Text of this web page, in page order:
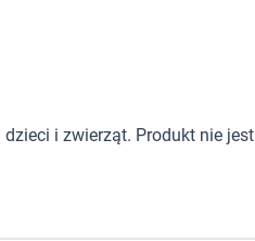
i zwierząt. Produkt nie jest